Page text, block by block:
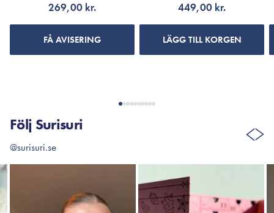
269,00 kr.
FÅ AVISERING
449,00 kr.
LÄGG TILL KORGEN
Följ Surisuri
@surisuri.se